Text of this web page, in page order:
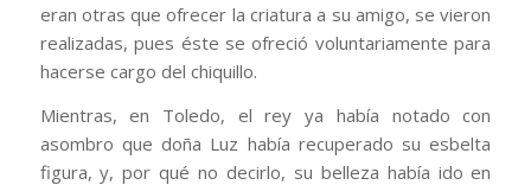
eran otras que ofrecer la criatura a su amigo, se vieron
realizadas, pues éste se ofreció voluntariamente para
hacerse cargo del chiquillo.
Mientras, en Toledo, el rey ya había notado con
asombro que doña Luz había recuperado su esbelta
figura, y, por qué no decirlo, su belleza había ido en